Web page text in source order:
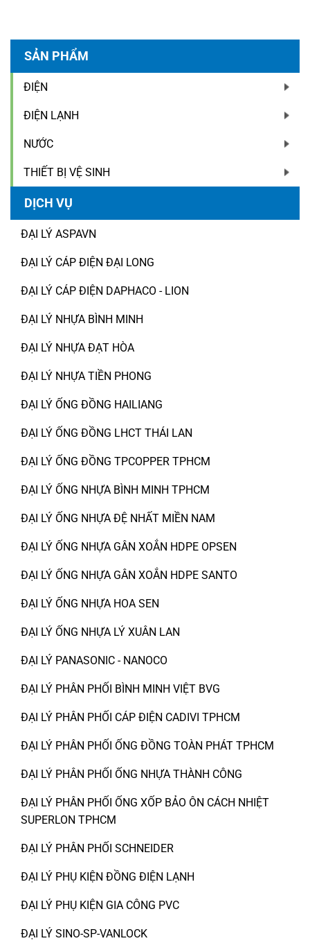
SẢN PHẨM
ĐIỆN
ĐIỆN LẠNH
NƯỚC
THIẾT BỊ VỆ SINH
DỊCH VỤ
ĐẠI LÝ ASPAVN
ĐẠI LÝ CÁP ĐIỆN ĐẠI LONG
ĐẠI LÝ CÁP ĐIỆN DAPHACO - LION
ĐẠI LÝ NHỰA BÌNH MINH
ĐẠI LÝ NHỰA ĐẠT HÒA
ĐẠI LÝ NHỰA TIỀN PHONG
ĐẠI LÝ ỐNG ĐỒNG HAILIANG
ĐẠI LÝ ỐNG ĐỒNG LHCT THÁI LAN
ĐẠI LÝ ỐNG ĐỒNG TPCOPPER TPHCM
ĐẠI LÝ ỐNG NHỰA BÌNH MINH TPHCM
ĐẠI LÝ ỐNG NHỰA ĐỆ NHẤT MIỀN NAM
ĐẠI LÝ ỐNG NHỰA GÂN XOẮN HDPE OPSEN
ĐẠI LÝ ỐNG NHỰA GÂN XOẮN HDPE SANTO
ĐẠI LÝ ỐNG NHỰA HOA SEN
ĐẠI LÝ ỐNG NHỰA LÝ XUÂN LAN
ĐẠI LÝ PANASONIC - NANOCO
ĐẠI LÝ PHÂN PHỐI BÌNH MINH VIỆT BVG
ĐẠI LÝ PHÂN PHỐI CÁP ĐIỆN CADIVI TPHCM
ĐẠI LÝ PHÂN PHỐI ỐNG ĐỒNG TOÀN PHÁT TPHCM
ĐẠI LÝ PHÂN PHỐI ỐNG NHỰA THÀNH CÔNG
ĐẠI LÝ PHÂN PHỐI ỐNG XỐP BẢO ÔN CÁCH NHIỆT
SUPERLON TPHCM
ĐẠI LÝ PHÂN PHỐI SCHNEIDER
ĐẠI LÝ PHỤ KIỆN ĐỒNG ĐIỆN LẠNH
ĐẠI LÝ PHỤ KIỆN GIA CÔNG PVC
ĐẠI LÝ SINO-SP-VANLOCK